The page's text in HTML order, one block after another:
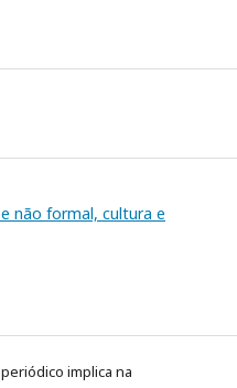
não formal, cultura e
implica na